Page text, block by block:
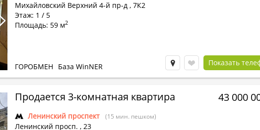
Михайловский Верхний 4-й пр-д , 7К2
Этаж: 1 / 5
Площадь: 59 м2
ГОРОБМЕН База WinNER Показать
Продается 3-комнатная квартира
Ленинский проспект (15 мин. пешком)
Ленинский просп. , 23
43 000